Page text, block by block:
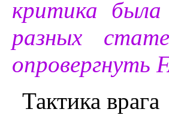
критика
разных
опровергнуть
Тактика врага